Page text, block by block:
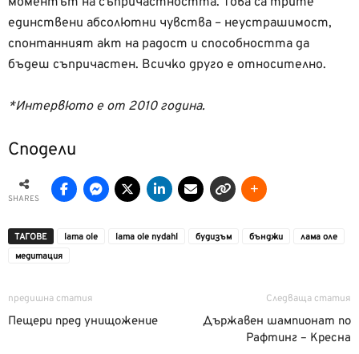
единствени абсолютни чувства – неустрашимост,
спонтанният акт на радост и способността да
бъдеш съпричастен. Всичко друго е относително.
*Интервюто е от 2010 година.
Сподели
SHARES
ТАГОВЕ lama ole lama ole nydahl будизъм бънджи
лама оле
медитация
предишна статия
Пещери пред унищожение
Следваща статия
Държавен шампионат по
Рафтинг – Кресна